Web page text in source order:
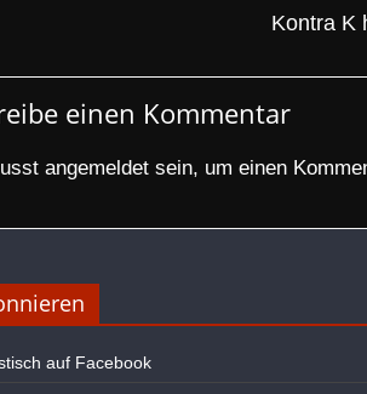
Kontra K
einen Kommentar
angemeldet sein, um einen
auf Facebook